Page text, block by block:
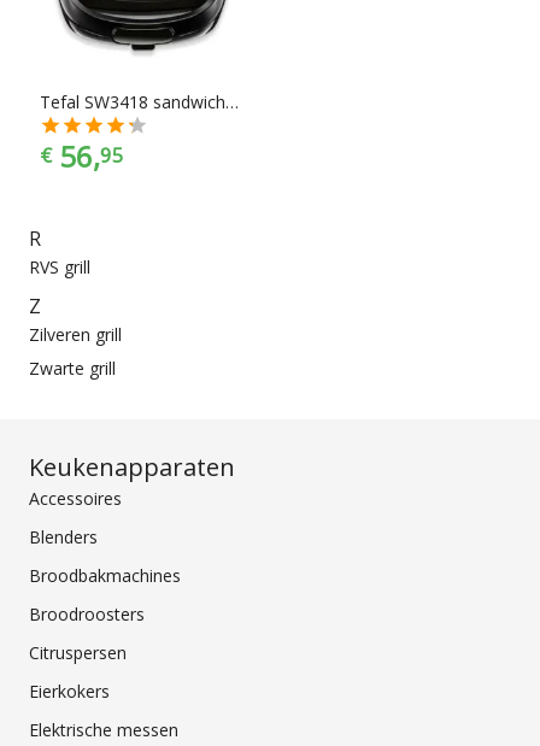
makkelijk jouw favoriete merk.
Tefal SW3418 sandwichmaker
€ 56,95
R
RVS grill
Z
Zilveren grill
Zwarte grill
Keukenapparaten
Accessoires
Blenders
Broodbakmachines
Broodroosters
Citruspersen
Eierkokers
Elektrische messen